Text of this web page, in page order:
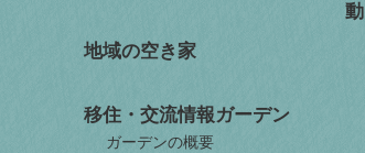
地域の空き家
移住・交流情報ガーデン
ガーデンの概要
動